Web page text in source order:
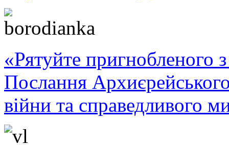
«Рятуйте пригнобленого
Послання
війни та справедливого